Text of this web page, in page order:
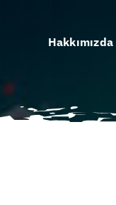
Hakkımızda